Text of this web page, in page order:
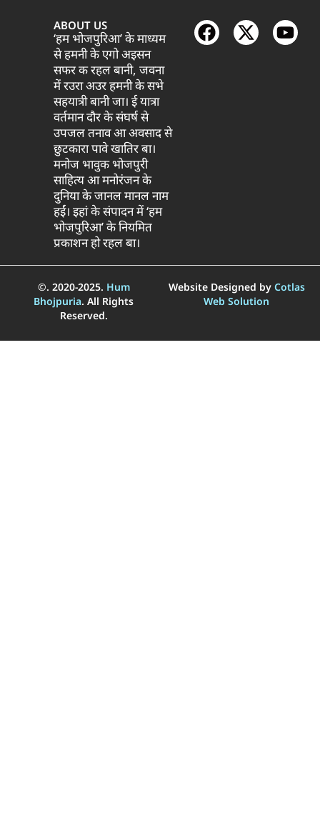
ABOUT US
‘हम भोजपुरिआ’ के माध्यम
से हमनी के एगो अइसन
सफर क रहल बानी, जवना
में रउरा अउर हमनी के सभे
सहयात्री बानी जा। ई यात्रा
वर्तमान दौर के संघर्ष से
उपजल तनाव आ अवसाद से
छुटकारा पावे खातिर बा।
मनोज भावुक भोजपुरी
साहित्य आ मनोरंजन के
दुनिया के जानल मानल नाम
हईं। इहां के संपादन में ‘हम
भोजपुरिआ’ के नियमित
प्रकाशन हो रहल बा।
©. 2020-2025. Hum
Bhojpuria. All Rights
Reserved.
Website Designed by Cotlas
Web Solution